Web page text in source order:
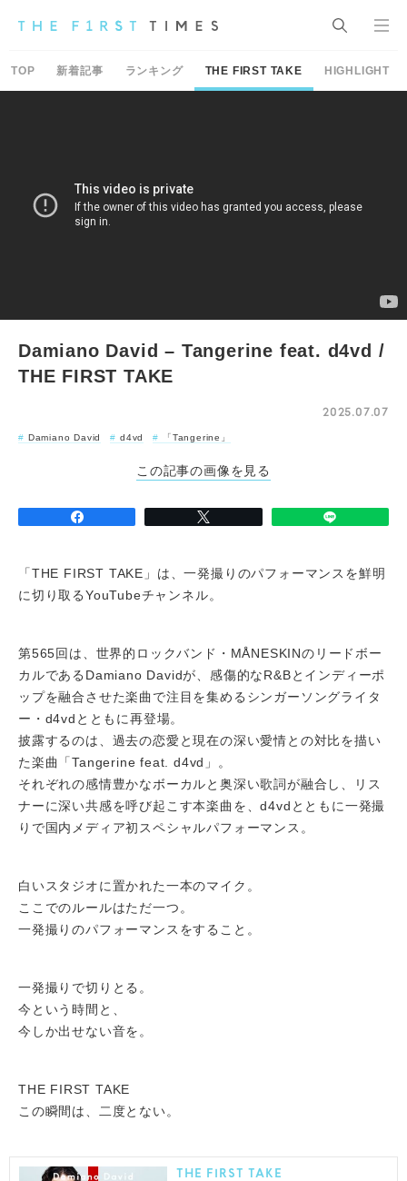
TOP 新着記事 ランキング THE FIRST TAKE HIGHLIGHT
Damiano David – Tangerine feat. d4vd /
THE FIRST TAKE
2025.07.07
Damiano David d4vd 「Tangerine」
この記事の画像を見る
「THE FIRST TAKE」は、一発撮りのパフォーマンスを鮮明
に切り取るYouTubeチャンネル。
第565回は、世界的ロックバンド・MÅNESKINのリードボー
カルであるDamiano Davidが、感傷的なR&Bとインディーポ
ップを融合させた楽曲で注目を集めるシンガーソングライタ
ー・d4vdとともに再登場。
披露するのは、過去の恋愛と現在の深い愛情との対比を描い
た楽曲「Tangerine feat. d4vd」。
それぞれの感情豊かなボーカルと奥深い歌詞が融合し、リス
ナーに深い共感を呼び起こす本楽曲を、d4vdとともに一発撮
りで国内メディア初スペシャルパフォーマンス。
白いスタジオに置かれた一本のマイク。
ここでのルールはただ一つ。
一発撮りのパフォーマンスをすること。
一発撮りで切りとる。
今という時間と、
今しか出せない音を。
THE FIRST TAKE
この瞬間は、二度とない。
THE FIRST TAKE